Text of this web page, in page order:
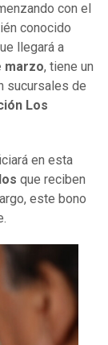
con el
conocido
llegará a
marzo, tiene un
sucursales de
Los
en esta
que reciben
este bono